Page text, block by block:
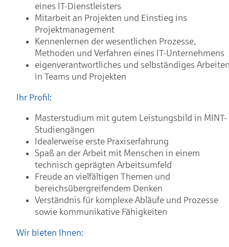
eines IT-Dienstleisters
Mitarbeit an Projekten und Einstieg ins
Projektmanagement
Kennenlernen der wesentlichen Prozesse,
Methoden und Verfahren eines IT-Unternehmens
eigenverantwortliches und selbständiges
in Teams und Projekten
Ihr Profil:
Masterstudium mit gutem Leistungsbild in MINT-
Studiengängen
Idealerweise erste Praxiserfahrung
Spaß an der Arbeit mit Menschen in einem
technisch geprägten Arbeitsumfeld
Freude an vielfältigen Themen und
bereichsübergreifendem Denken
Verständnis für komplexe Abläufe und Prozesse
sowie kommunikative Fähigkeiten
Wir bieten Ihnen: